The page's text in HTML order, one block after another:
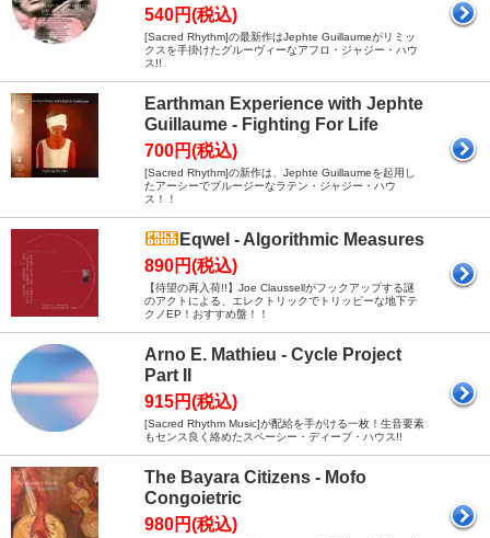
540円(税込)
[Sacred Rhythm]の最新作はJephte Guillaumeがリミッ
クスを手掛けたグルーヴィーなアフロ・ジャジー・ハウ
ス!!
Earthman Experience with Jephte
Guillaume - Fighting For Life
700円(税込)
[Sacred Rhythm]の新作は、Jephte Guillaumeを起用し
たアーシーでブルージーなラテン・ジャジー・ハウ
ス！！
Eqwel - Algorithmic Measures
890円(税込)
【待望の再入荷!!】Joe Claussellがフックアップする謎
のアクトによる、エレクトリックでトリッピーな地下テ
クノEP！おすすめ盤！！
Arno E. Mathieu - Cycle Project
Part II
915円(税込)
[Sacred Rhythm Music]が配給を手がける一枚！生音要素
もセンス良く絡めたスペーシー・ディープ・ハウス!!
The Bayara Citizens - Mofo
Congoietric
980円(税込)